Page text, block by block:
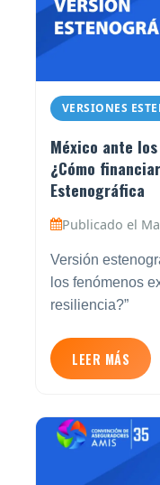
VERSIONES
México ante
¿Cómo
Estenográfica
Publicado el
Versión
los fenómenos
resiliencia?”
LEER MÁS